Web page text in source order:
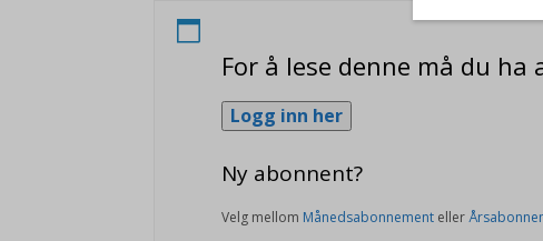
For å lese denne må du ha
Logg inn her
Ny abonnent?
Velg mellom Månedsabonnement eller